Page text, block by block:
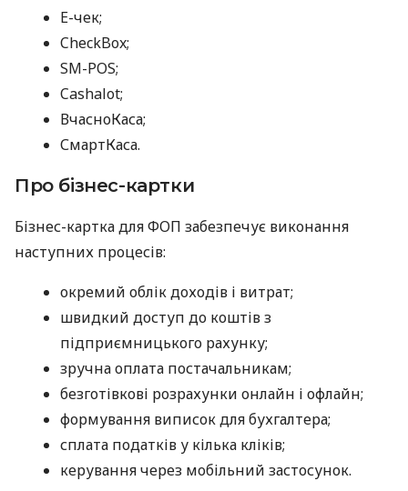
E-чек;
CheckBox;
SM-POS;
Cashalot;
ВчасноКаса;
СмартКаса.
Про бізнес-картки
Бізнес-картка для ФОП забезпечує виконання
наступних процесів:
окремий облік доходів і витрат;
швидкий доступ до коштів з
підприємницького рахунку;
зручна оплата постачальникам;
безготівкові розрахунки онлайн і офлайн;
формування виписок для бухгалтера;
сплата податків у кілька кліків;
керування через мобільний застосунок.